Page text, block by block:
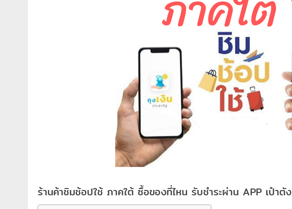
ร้านค้าชิมช้อปใช้ ภาคใต้ ซื้อของที่ไหน รับชำระผ่าน APP เป๋าตัง